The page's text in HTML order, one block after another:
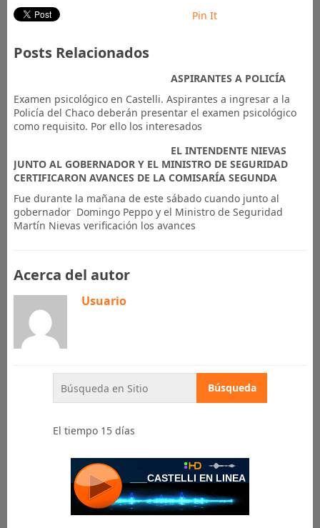
Pin It
Posts Relacionados
ASPIRANTES A POLICÍA
Examen psicológico en Castelli. Aspirantes a ingresar a la
Policía del Chaco deberán presentar el examen psicológico
como requisito. Por ello los interesados
​EL INTENDENTE NIEVAS
JUNTO AL GOBERNADOR Y EL MINISTRO DE SEGURIDAD
CERTIFICARON AVANCES DE LA COMISARÍA SEGUNDA
Fue durante la mañana de este sábado cuando junto al
gobernador Domingo Peppo y el Ministro de Seguridad
Martín Nievas verificación los avances
Acerca del autor
Usuario
El tiempo 15 días